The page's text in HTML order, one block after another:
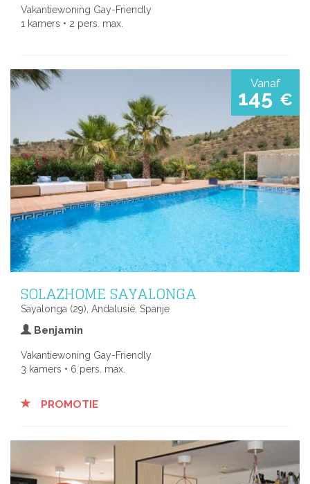
Vakantiewoning Gay-Friendly
1 kamers • 2 pers. max.
Vanaf
145 €
SOLAZHOME SAYALONGA
Sayalonga (29), Andalusië, Spanje
Benjamin
Vakantiewoning Gay-Friendly
3 kamers • 6 pers. max.
PROMOTIE